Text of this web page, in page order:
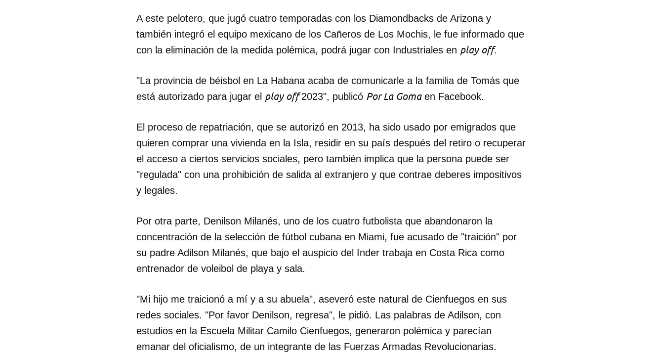
Guardar como favorito
Para poder guardar como favorito, primero has de iniciar sesión con tu
cuenta de 14ymedio.
A este pelotero, que jugó cuatro temporadas con los Diamondbacks de Arizona y
también integró el equipo mexicano de los Cañeros de Los Mochis, le fue informado que
con la eliminación de la medida polémica, podrá jugar con Industriales en play off.
"La provincia de béisbol en La Habana acaba de comunicarle a la familia de Tomás que
está autorizado para jugar el play off2023", publicó Por La Gomaen Facebook.
El proceso de repatriación, que se autorizó en 2013, ha sido usado por emigrados que
quieren comprar una vivienda en la Isla, residir en su país después del retiro o recuperar
el acceso a ciertos servicios sociales, pero también implica que la persona puede ser
"regulada" con una prohibición de salida al extranjero y que contrae deberes impositivos
y legales.
Por otra parte, Denilson Milanés, uno de los cuatro futbolista que abandonaron la
concentración de la selección de fútbol cubana en Miami, fue acusado de "traición" por
su padre Adilson Milanés, que bajo el auspicio del Inder trabaja en Costa Rica como
entrenador de voleibol de playa y sala.
"Mi hijo me traicionó a mí y a su abuela", aseveró este natural de Cienfuegos en sus
redes sociales. "Por favor Denilson, regresa", le pidió. Las palabras de Adilson, con
estudios en la Escuela Militar Camilo Cienfuegos, generaron polémica y parecían
emanar del oficialismo, de un integrante de las Fuerzas Armadas Revolucionarias.